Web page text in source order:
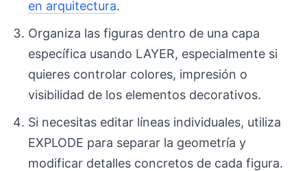
en arquitectura.
Organiza las figuras dentro de una capa
específica usando LAYER, especialmente si
quieres controlar colores, impresión o
visibilidad de los elementos decorativos.
Si necesitas editar líneas individuales, utiliza
EXPLODE para separar la geometría y
modificar detalles concretos de cada figura.